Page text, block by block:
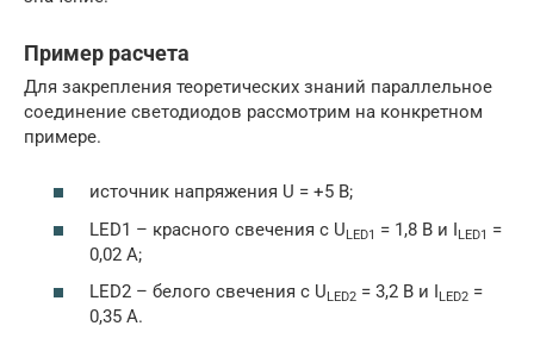
Пример расчета
Для закрепления теоретических знаний параллельное
соединение светодиодов рассмотрим на конкретном
примере.
источник напряжения U = +5 В;
LED1 – красного свечения с ULED1 = 1,8 В и ILED1 =
0,02 А;
LED2 – белого свечения с U LED2 = 3,2 В и I LED2 =
0,35 А.